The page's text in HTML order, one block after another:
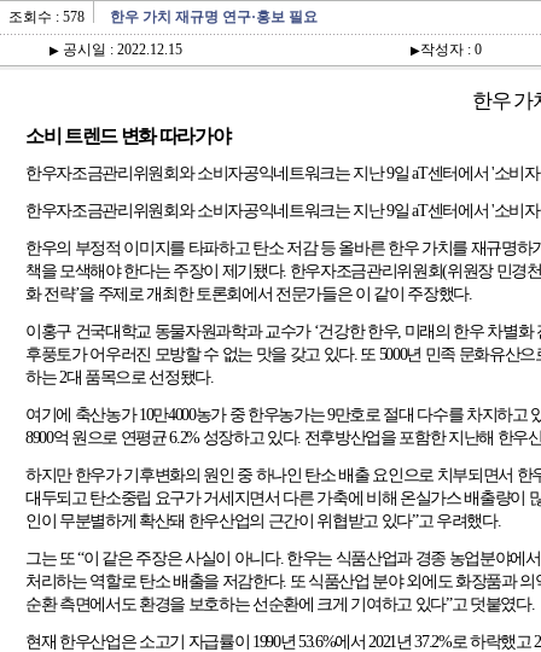
조회수 : 578 한우 가치 재규명 연구·홍보 필요
▶ 공시일 : 2022.12.15 ▶작성자 : 0
한우 가
소비 트렌드 변화 따라가야
한우자조금관리위원회와 소비자공익네트워크는 지난9일aT센터에서'소비
한우자조금관리위원회와 소비자공익네트워크는 지난9일aT센터에서'소비
한우의 부정적 이미지를 타파하고 탄소 저감 등 올바른 한우 가치를 재규명
책을 모색해야 한다는 주장이 제기됐다. 한우자조금관리위원회(위원장 민경천
화 전략’을 주제로 개최한 토론회에서 전문가들은 이 같이 주장했다.
이홍구 건국대학교 동물자원과학과 교수가‘건강한 한우, 미래의 한우 차별화
후풍토가 어우러진 모방할 수 없는 맛을 갖고 있다. 또5000년 민족 문화유산
하는2대 품목으로 선정됐다.
여기에 축산농가10만4000농가 중 한우농가는9만호로 절대 다수를 차지하고
8900억 원으로 연평균6.2%성장하고 있다. 전후방산업을 포함한 지난해 한우
하지만 한우가 기후변화의 원인 중 하나인 탄소 배출 요인으로 치부되면서
대두되고 탄소중립 요구가 거세지면서 다른 가축에 비해 온실가스 배출량이
인이 무분별하게 확산돼 한우산업의 근간이 위협받고 있다”고 우려했다.
그는 또“이 같은 주장은 사실이 아니다. 한우는 식품산업과 경종 농업분야에
처리하는 역할로 탄소 배출을 저감한다. 또 식품산업 분야 외에도 화장품과
순환 측면에서도 환경을 보호하는 선순환에 크게 기여하고 있다”고 덧붙였다.
현재 한우산업은 소고기 자급률이 1990년53.6%에서 2021년37.2%로 하락했고